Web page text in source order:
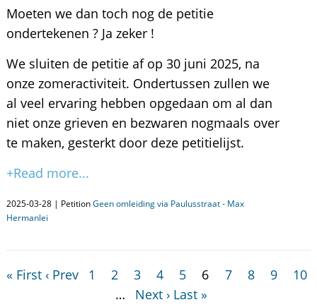
Moeten we dan toch nog de petitie
ondertekenen ? Ja zeker !
We sluiten de petitie af op 30 juni 2025, na
onze zomeractiviteit. Ondertussen zullen we
al veel ervaring hebben opgedaan om al dan
niet onze grieven en bezwaren nogmaals over
te maken, gesterkt door deze petitielijst.
+Read more...
2025-03-28 | PetitionGeen omleiding via Paulusstraat - Max
Hermanlei
« First ‹ Prev 1 2 3 4 5 6 7 8 9
10
…
Next › Last »